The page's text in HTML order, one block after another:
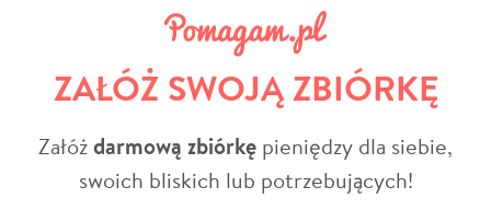
ZAŁÓŻ SWOJĄ ZBIÓRKĘ
Załóżdarmową zbiórkę pieniędzy dla siebie,
swoich bliskich lub potrzebujących!